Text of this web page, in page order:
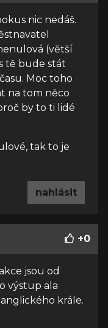
nic nedáš.
(větší
tě bude stát
Moc toho
na tom něco
by to ti lidé
tak to je
nahlásit
+0
jsou od
výstup ala
krále.